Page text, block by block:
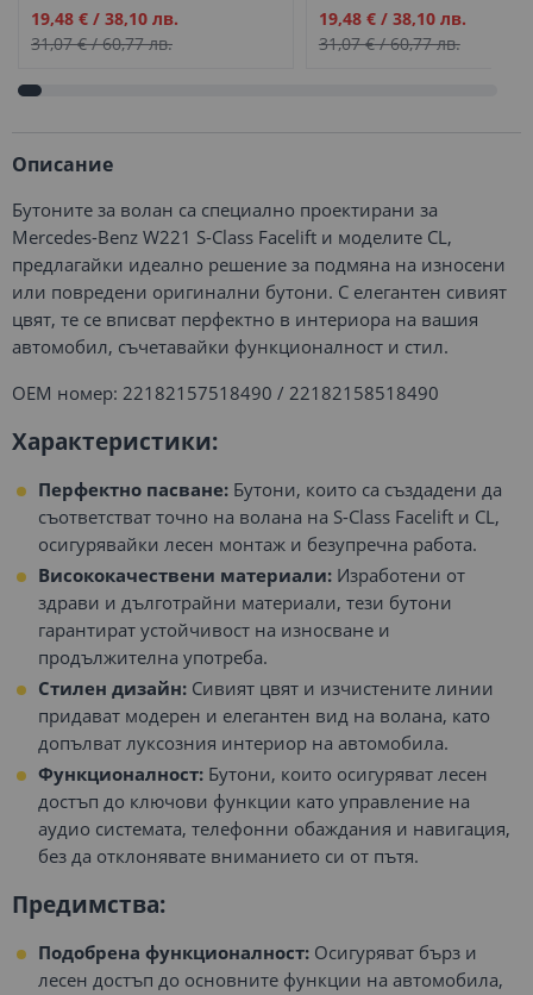
W176 W246 W204 C117 W212
Промо
цена
19,48 € / 38,10 лв.
31,07 €/60,77 лв.
W176 W246 W204 C117
Промо
цена
19,48 €/ 38,10 лв.
31,07 €/60,77 лв.
Описание
Бутоните за волан са специално проектирани за
Mercedes-Benz W221 S-Class Facelift и моделите CL,
предлагайки идеално решение за подмяна на износени
или повредени оригинални бутони. С елегантен сивият
цвят, те се вписват перфектно в интериора на вашия
автомобил, съчетавайки функционалност и стил.
ОЕМ номер: 22182157518490 / 22182158518490
Характеристики:
Перфектно пасване: Бутони, които са създадени да
съответстват точно на волана на S-Class Facelift и CL,
осигурявайки лесен монтаж и безупречна работа.
Висококачествени материали: Изработени от
здрави и дълготрайни материали, тези бутони
гарантират устойчивост на износване и
продължителна употреба.
Стилен дизайн: Сивият цвят и изчистените линии
придават модерен и елегантен вид на волана, като
допълват луксозния интериор на автомобила.
Функционалност: Бутони, които осигуряват лесен
достъп до ключови функции като управление на
аудио системата, телефонни обаждания и навигация,
без да отклонявате вниманието си от пътя.
Предимства:
Подобрена функционалност: Осигуряват бърз и
лесен достъп до основните функции на автомобила,